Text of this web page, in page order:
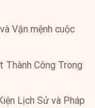
Vận mệnh cuộc
Thành Công Trong
Lịch Sử và Pháp